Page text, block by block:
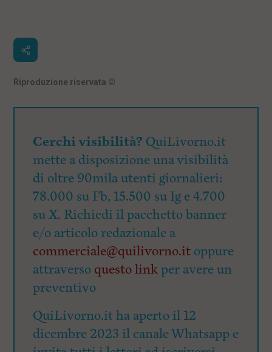
Riproduzione riservata ©
Cerchi visibilità? QuiLivorno.it
mette a disposizione una visibilità
di oltre 90mila utenti giornalieri:
78.000 su Fb, 15.500 su Ig e 4.700
su X. Richiedi il pacchetto banner
e/o articolo redazionale a
commerciale@quilivorno.it oppure
attraverso questo linkper avere un
preventivo
QuiLivorno.it ha aperto il 12
dicembre 2023 il canale Whatsapp e